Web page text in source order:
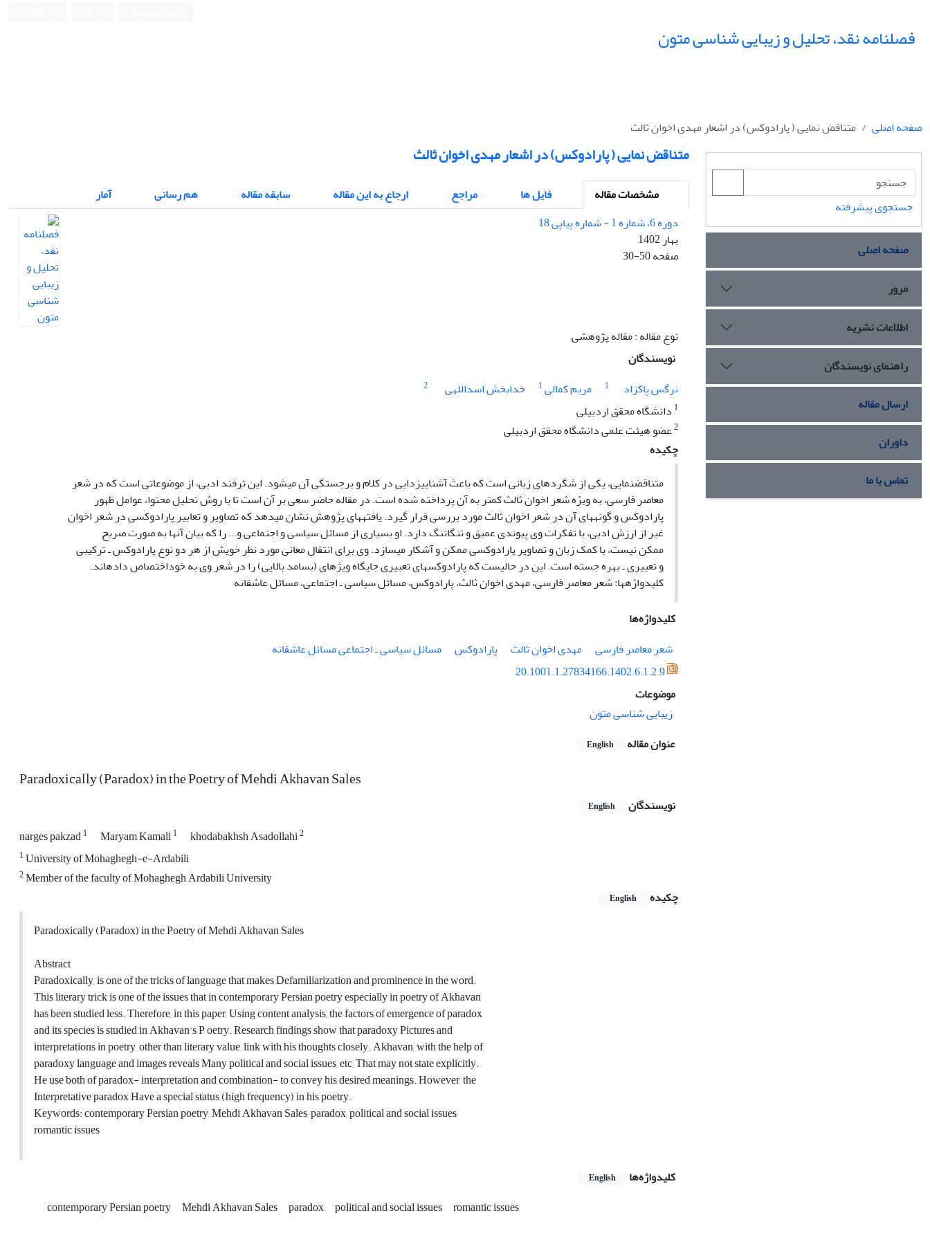
فصلنامه نقد، تحلیل و زیبایی شناسی متون
صفحه اصلی متناقض نمایی ( پارادوکس) در اشعار مهدی اخوان ثالث
متناقض نمایی ( پارادوکس) در اشعار مهدی اخوان ثالث
مشخصات مقاله فایل ها مراجع ارجاع به این مقاله سابقه مقاله هم رسانی
آمار
دوره 6، شماره 1 - شماره پیاپی 18
بهار 1402
صفحه30-50
نوع مقاله : مقاله پژوهشی
نویسندگان
نرگس پاکزاد
1 مریم کمالی1 خدابخش اسداللهی
2
1 دانشگاه محقق اردبیلی
2عضو هیئت علمی دانشگاه محقق اردبیلی
چکیده
متناقضنمایی، یکی از شگردهای زبانی است که باعث آشناییزدایی در کلام و برجستگی آن میشود. این ترفند ادبی، از موضوعاتی است که در شعر
معاصر فارسی، به ویژه شعر اخوان ثالث کمتر به آن پرداخته شده است. در مقاله حاضر سعی بر آن است تا با روش تحلیل محتوا، عوامل ظهور
پارادوکس و گونههای آن در شعر اخوان ثالث مورد بررسی قرار گیرد. یافتههای پژوهش نشان میدهد که تصاویر و تعابیر پارادوکسی در شعر اخوان
غیر از ارزش ادبی، با تفکرات وی پیوندی عمیق و تنگاتنگ دارد. او بسیاری از مسائل سیاسی و اجتماعی و... را که بیان آنها به صورت صریح
ممکن نیست، با کمک زبان و تصاویر پارادوکسی ممکن و آشکار میسازد. وی برای انتقال معانی مورد نظر خویش از هر دو نوع پارادوکس ـ ترکیبی
و تعبیری ـ بهره جسته است. این در حالیست که پارادوکسهای تعبیری جایگاه ویژهای (بسامد بالایی) را در شعر وی به خوداختصاص دادهاند.
کلیدواژهها: شعر معاصر فارسی، مهدی اخوان ثالث، پارادوکس، مسائل سیاسی ـ اجتماعی، مسائل عاشقانه
کلیدواژه‌ها
شعر معاصر فارسی
مهدی اخوان ثالث پارادوکس
مسائل سیاسی ـ اجتماعی مسائل عاشقانه
20.1001.1.27834166.1402.6.1.2.9
موضوعات
زیبایی شناسی متون
عنوان مقاله
English
Paradoxically (Paradox) in the Poetry of Mehdi Akhavan Sales
نویسندگان English
narges pakzad1 Maryam Kamali1 khodabakhsh Asadollahi2
1University of Mohaghegh-e-Ardabili
2Member of the faculty of Mohaghegh Ardabili University
چکیده
English
Paradoxically (Paradox) in the Poetry of Mehdi Akhavan Sales
Abstract
Paradoxically, is one of the tricks of language that makes Defamiliarization and prominence in the word.
This literary trick is one of the issues that in contemporary Persian poetry especially in poetry of Akhavan
has been studied less. Therefore, in this paper, Using content analysis, the factors of emergence of paradox
and its species is studied in Akhavan's P oetry. Research findings show that paradoxy Pictures and
interpretations in poetry, other than literary value, link with his thoughts closely. Akhavan, with the help of
paradoxy language and images reveals Many political and social issues, etc, That may not state explicitly.
He use both of paradox- interpretation and combination- to convey his desired meanings. However, the
Interpretative paradox Have a special status (high frequency) in his poetry.
Keywords: contemporary Persian poetry, Mehdi Akhavan Sales, paradox, political and social issues,
romantic issues
کلیدواژه‌ها English
contemporary Persian poetry Mehdi Akhavan Sales paradox political and social issues romantic issues
جستجوی پیشرفته
صفحه اصلی
مرور
اطلاعات نشریه
راهنمای نویسندگان
ارسال مقاله
داوران
تماس با ما